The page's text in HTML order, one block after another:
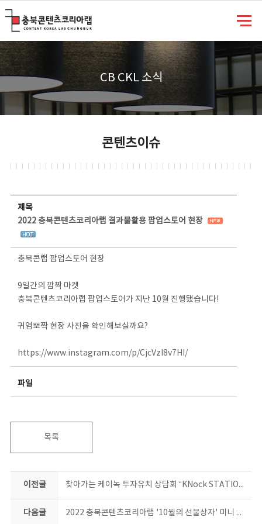
CB CKL 소식
콘텐츠이슈
제목
2022 충북콘텐츠코리아랩 결과물활용 팝업스토어 현장
충북콘랩 팝업스토어 현장
9일간의 깜짝 마켓
충북콘텐츠코리아랩 팝업스토어가 지난 10월 진행됐습니다!
귀염뽀짝 현장 사진을 확인해보실까요?
https://www.instagram.com/p/CjcVzI8v7HI/
파일
목록
이전글 찾아가는 케이녹 투자유치 상담회 “KNock STATION X 충북 : 에듀테크" 현장!
다음글 2022 충북콘텐츠코리아랩 '10월의 선물상자' 미니 전시회 현장